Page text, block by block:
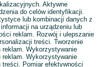
Aktywne
do celów identyfikacji.
lub kombinacji danych z
na urządzeniu lub
reklam. Rozwój i ulepszanie
treści. Tworzenie
Wykorzystywanie
reklam. Wykorzystywanie
treści. Pomiar efektywności